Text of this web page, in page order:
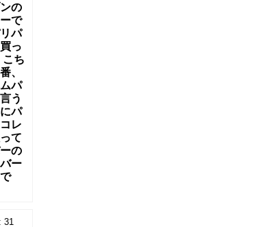
の
で
パ
っ
こち
、
パ
う
パ
レ
て
の
ー
31